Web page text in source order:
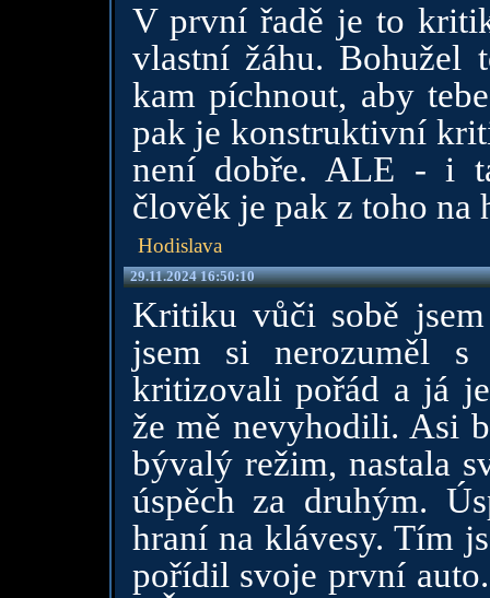
V první řadě je to
vlastní žáhu.
kam píchnout, aby
pak je konstruktivní
není dobře. ALE - i
člověk je pak z toho na
Hodislava
29.11.2024 16:50:10
Kritiku vůči sobě
jsem si nerozuměl
kritizovali pořád a já
že mě nevyhodili. Asi
bývalý režim, nastala
úspěch za druhým.
hraní na klávesy. Tím
pořídil svoje první auto.